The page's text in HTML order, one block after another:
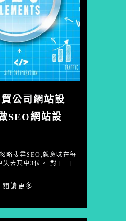
公司網站設
SEO網站設
略搜尋SEO,就意味在每
失去其中3位。 對 […]
閱讀更多